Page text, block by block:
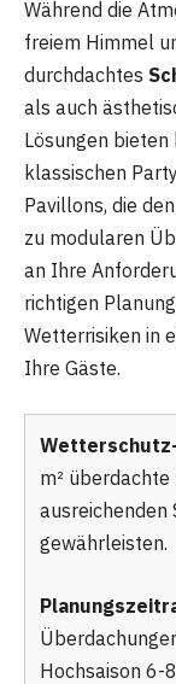
Während die
freiem Himmel
durchdachtes
als auch
Lösungen
klassischen
Pavillons, die
zu modularen
an Ihre
richtigen
Wetterrisiken in
Ihre Gäste.
m²
ausreichenden
gewährleisten.
Hochsaison 6-